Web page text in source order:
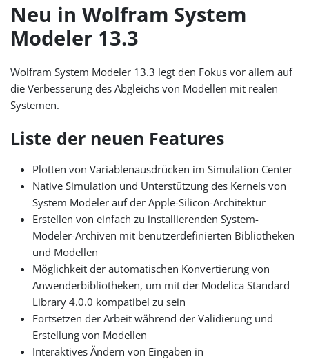
Neu in Wolfram System
Modeler 13.3
Wolfram System Modeler 13.3 legt den Fokus vor allem auf
die Verbesserung des Abgleichs von Modellen mit realen
Systemen.
Liste der neuen Features
Plotten von Variablenausdrücken im Simulation Center
Native Simulation und Unterstützung des Kernels von
System Modeler auf der Apple-Silicon-Architektur
Erstellen von einfach zu installierenden System-
Modeler-Archiven mit benutzerdefinierten Bibliotheken
und Modellen
Möglichkeit der automatischen Konvertierung von
Anwenderbibliotheken, um mit der Modelica Standard
Library 4.0.0 kompatibel zu sein
Fortsetzen der Arbeit während der Validierung und
Erstellung von Modellen
Interaktives Ändern von Eingaben in